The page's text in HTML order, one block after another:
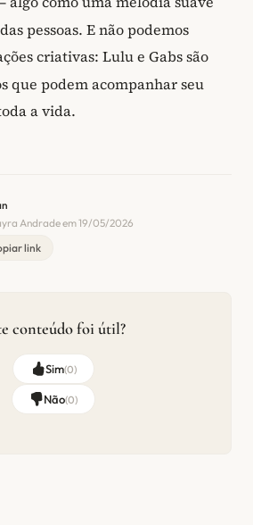
pessoas. E não podemos
criativas: Lulu e Gabs são
que podem acompanhar seu
a vida.
Andrade em 19/05/2026
link
conteúdo foi útil?
Sim(0)
Não(0)